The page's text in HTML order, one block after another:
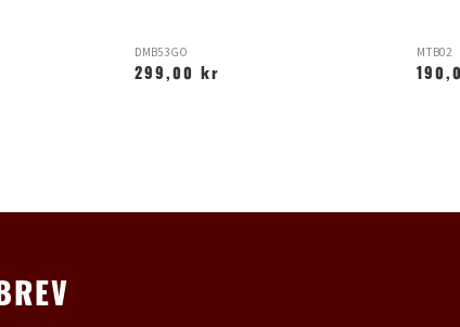
DMB53GO
299,00 kr
MTB02